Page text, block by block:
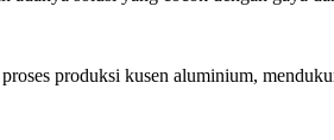
produksi kusen aluminium,